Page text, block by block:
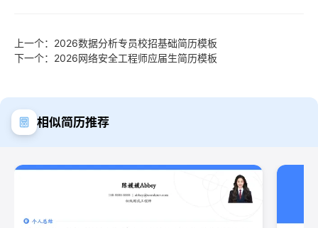
上一个：2026数据分析专员校招基础简历模板
下一个：2026网络安全工程师应届生简历模板
相似简历推荐